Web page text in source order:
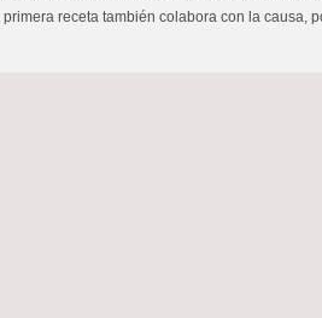
receta también colabora con la